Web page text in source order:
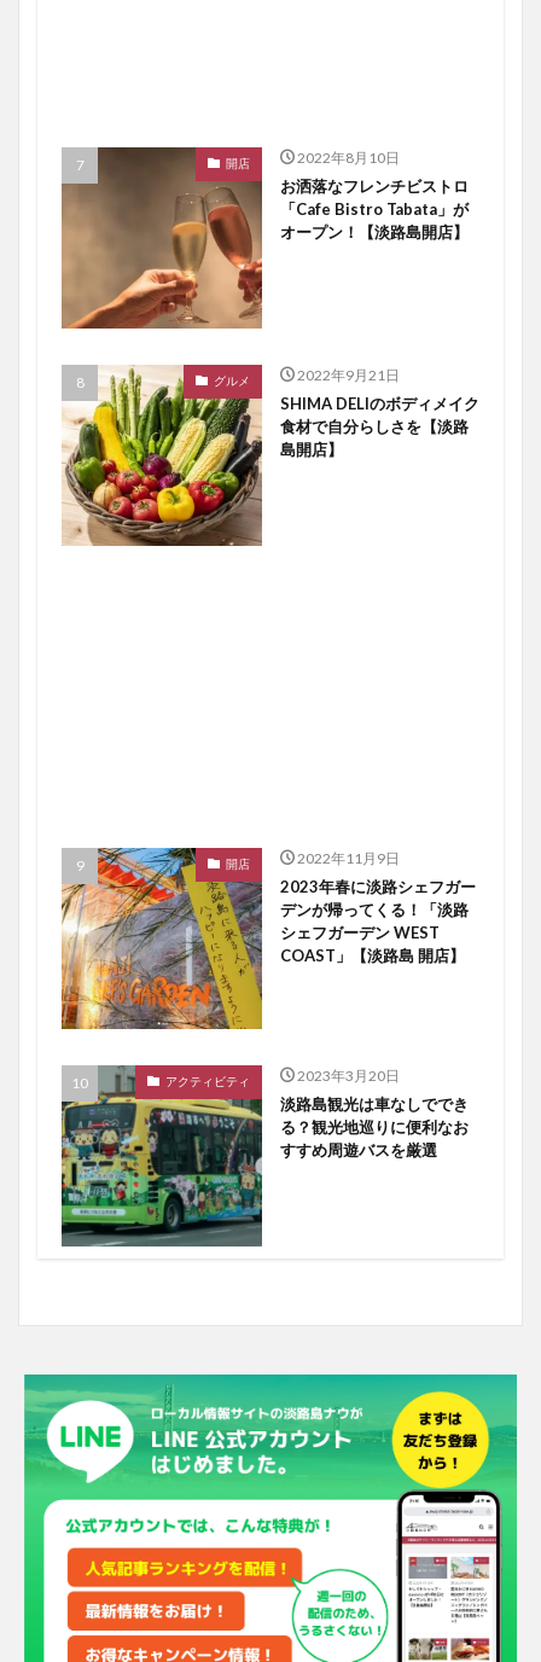
開店 2022年8月10日
お洒落なフレンチビストロ
「Cafe Bistro Tabata」が
オープン！【淡路島開店】
グルメ 2022年9月21日
SHIMA DELIのボディメイク
食材で自分らしさを【淡路
島開店】
開店 2022年11月9日
2023年春に淡路シェフガー
デンが帰ってくる！「淡路
シェフガーデン WEST
COAST」【淡路島 開店】
アクティビティ 2023年3月20日
淡路島観光は車なしででき
る？観光地巡りに便利なお
すすめ周遊バスを厳選